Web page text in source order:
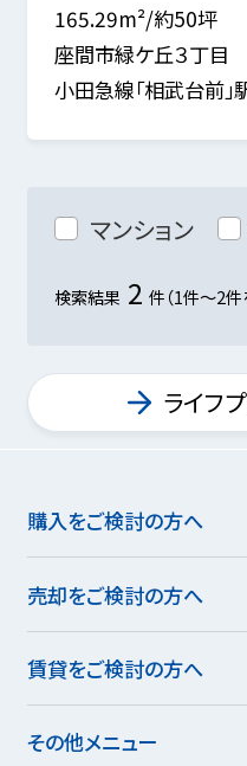
165.29m²/約50坪
座間市緑ケ丘３丁目
小田急線「相武台前
マンション
検索結果 2 件（1件～2件
ライフ
購入をご検討の方へ
売却をご検討の方へ
賃貸をご検討の方へ
その他メニュー